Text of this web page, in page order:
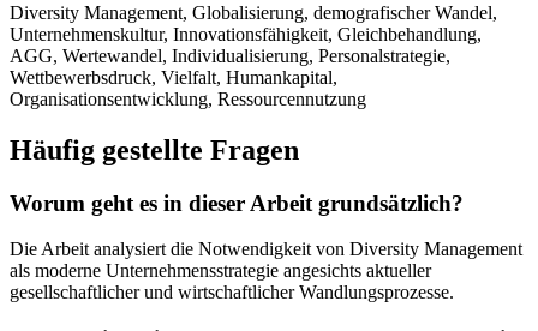
Diversity Management, Globalisierung, demografischer Wandel,
Unternehmenskultur, Innovationsfähigkeit, Gleichbehandlung,
AGG, Wertewandel, Individualisierung, Personalstrategie,
Wettbewerbsdruck, Vielfalt, Humankapital,
Organisationsentwicklung, Ressourcennutzung
Häufig gestellte Fragen
Worum geht es in dieser Arbeit grundsätzlich?
Die Arbeit analysiert die Notwendigkeit von Diversity Management
als moderne Unternehmensstrategie angesichts aktueller
gesellschaftlicher und wirtschaftlicher Wandlungsprozesse.